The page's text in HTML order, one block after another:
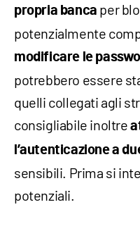
propria banca per
potenzialmente
modificare le
potrebbero essere
quelli collegati agli
consigliabile inoltre
l’autenticazione a
sensibili. Prima si
potenziali.